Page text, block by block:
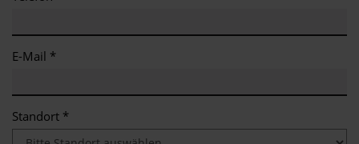
E-Mail *
Standort *